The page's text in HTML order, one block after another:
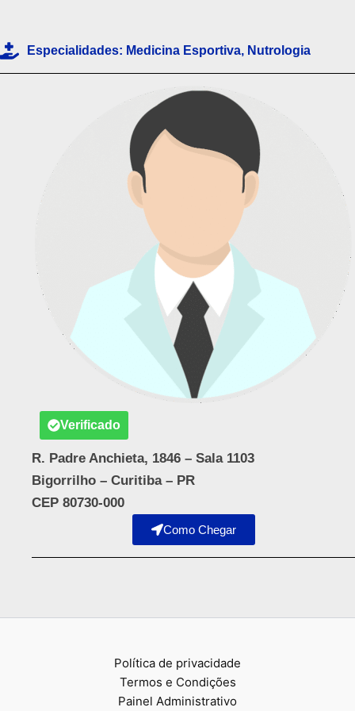
Especialidades: Medicina Esportiva, Nutrologia
Verificado
R. Padre Anchieta, 1846 – Sala 1103
Bigorrilho – Curitiba – PR
CEP 80730-000
Como Chegar
Política de privacidade
Termos e Condições
Painel Administrativo